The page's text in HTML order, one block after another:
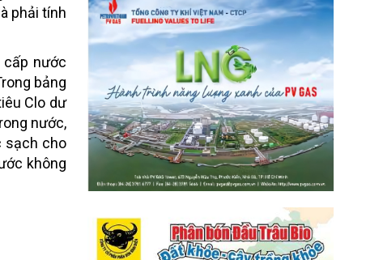
phải tính
nước
bảng
Clo dư
nước,
sạch cho
không